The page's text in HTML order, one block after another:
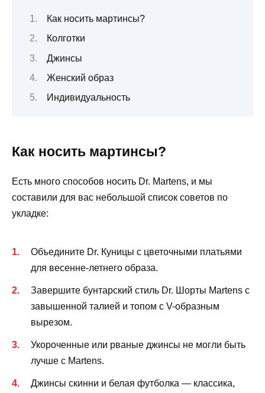
Как носить мартинсы?
Колготки
Джинсы
Женский образ
Индивидуальность
Как носить мартинсы?
Есть много способов носить Dr. Martens, и мы
составили для вас небольшой список советов по
укладке:
Объедините Dr. Куницы с цветочными платьями
для весенне-летнего образа.
Завершите бунтарский стиль Dr. Шорты Martens с
завышенной талией и топом с V-образным
вырезом.
Укороченные или рваные джинсы не могли быть
лучше с Martens.
Джинсы скинни и белая футболка — классика,